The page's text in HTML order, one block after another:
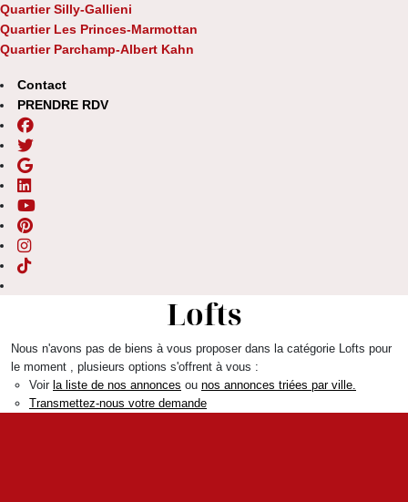
Quartier Silly-Gallieni
Quartier Les Princes-Marmottan
Quartier Parchamp-Albert Kahn
Contact
PRENDRE RDV
Lofts
Nous n'avons pas de biens à vous proposer dans la catégorie Lofts pour
le moment , plusieurs options s'offrent à vous :
Voir la liste de nos annonces ou nos annonces triées par ville.
Transmettez-nous votre demande